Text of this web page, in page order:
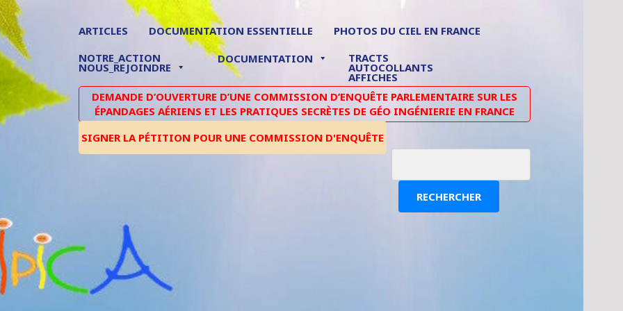
ARTICLES DOCUMENTATION ESSENTIELLE
PHOTOS DU CIEL EN FRANCE
NOTRE_ACTION
NOUS_REJOINDRE
DOCUMENTATION TRACTS
AUTOCOLLANTS
AFFICHES
DEMANDE D’OUVERTURE D’UNE COMMISSION D’ENQUÊTE PARLEMENTAIRE SUR LES
ÉPANDAGES AÉRIENS ET LES PRATIQUES SECRÈTES DE GÉO INGÉNIERIE EN FRANCE
SIGNER LA PÉTITION POUR UNE COMMISSION D'ENQUÊTE
RECHERCHER